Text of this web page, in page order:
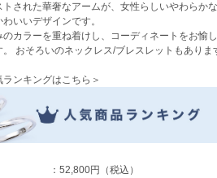
トされた華奢なアームが、女性らしいやわらか
わいいデザインです。
のカラーを重ね着けし、コーディネートをお愉
。 おそろいのネックレス/ブレスレットもありま
ランキングはこちら＞
： 52,800円
（税込）